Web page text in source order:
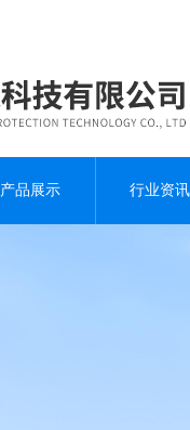
产品展示 行业资讯